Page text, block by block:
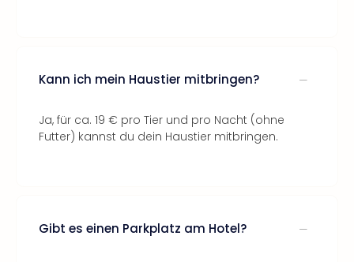
Kann ich mein Haustier mitbringen?
Ja, für ca. 19 € pro Tier und pro Nacht (ohne
Futter) kannst du dein Haustier mitbringen.
Gibt es einen Parkplatz am Hotel?